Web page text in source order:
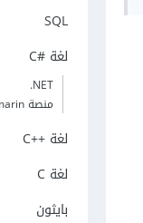
SQL
لغة C#‎
‎.NET
منصة Xamarin
لغة C++‎
لغة C
بايثون